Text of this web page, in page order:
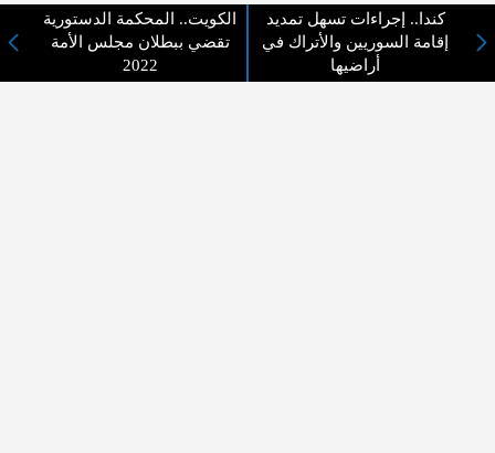
اختيارات القراء
كندا.. إجراءات تسهل تمديد
إقامة السوريين والأتراك في
أراضيها
الكويت.. المحكمة الدستورية
تقضي ببطلان مجلس الأمة
2022